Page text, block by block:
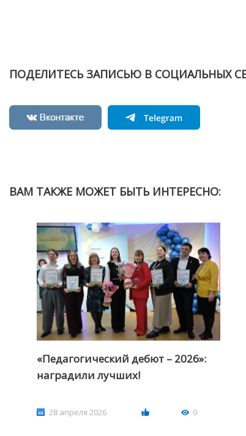
ПОДЕЛИТЕСЬ ЗАПИСЬЮ В СОЦИАЛЬНЫХ
ВАМ ТАКЖЕ МОЖЕТ БЫТЬ ИНТЕРЕСНО:
«Педагогический дебют – 2026»:
наградили лучших!
28 апреля 2026 0